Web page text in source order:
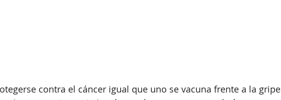
contra el cáncer igual que uno se vacuna frente a la gripe